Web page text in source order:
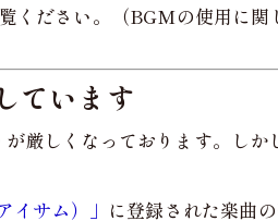
ください。（BGMの使用に
ています
厳しくなっております。し
イサム）」 に登録された楽曲